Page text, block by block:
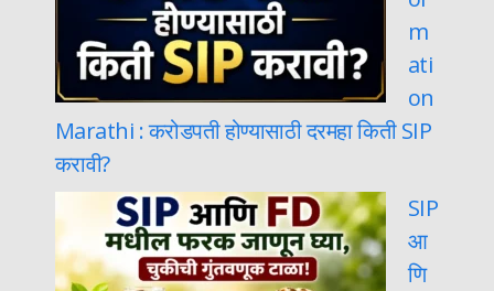
m
ati
on
Marathi : करोडपती होण्यासाठी दरमहा किती SIP
करावी?
SIP
आ
णि